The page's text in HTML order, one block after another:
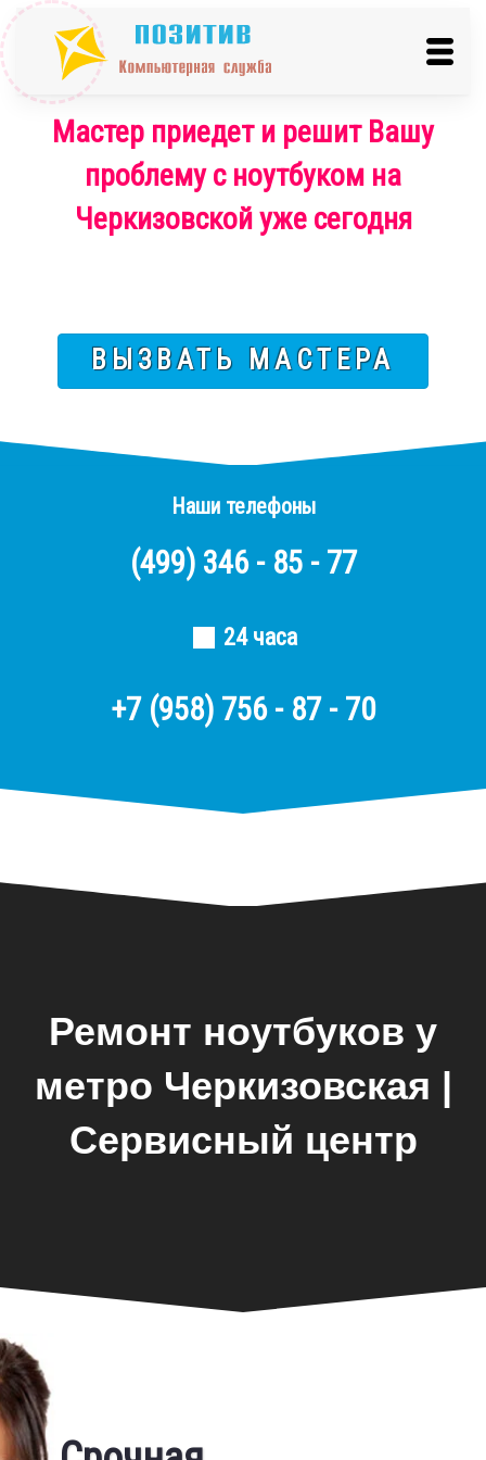
Мастер приедет и решит Вашу
проблему с ноутбуком на
Черкизовской уже сегодня
ВЫЗВАТЬ МАСТЕРА
Наши телефоны
(499) 346 - 85 - 77
24 часа
+7 (958) 756 - 87 - 70
Ремонт ноутбуков у
метро Черкизовская |
Сервисный центр
Замена экрана